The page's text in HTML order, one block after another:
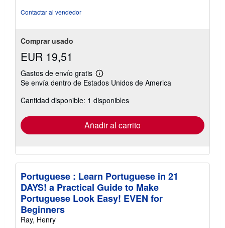
Contactar al vendedor
Comprar usado
EUR 19,51
Gastos de envío gratis
Más
información
las
tarifas
envío
Se envía dentro de Estados Unidos de America
Cantidad disponible: 1 disponibles
Añadir al carrito
Portuguese : Learn Portuguese in 21
DAYS! a Practical Guide to Make
Portuguese Look Easy! EVEN for
Beginners
Ray, Henry